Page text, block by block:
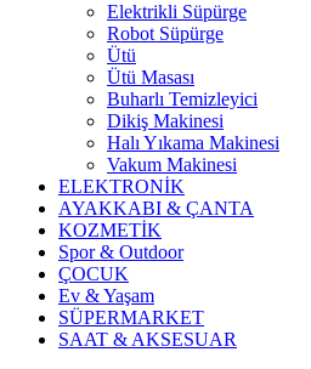
Elektrikli Süpürge
Robot Süpürge
Ütü
Ütü Masası
Buharlı Temizleyici
Dikiş Makinesi
Halı Yıkama Makinesi
Vakum Makinesi
ELEKTRONİK
AYAKKABI & ÇANTA
KOZMETİK
Spor & Outdoor
ÇOCUK
Ev & Yaşam
SÜPERMARKET
SAAT & AKSESUAR